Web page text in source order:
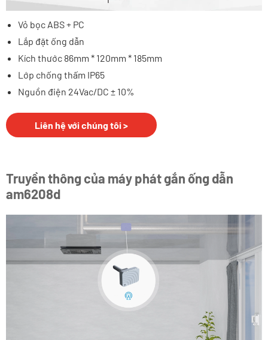
Vỏ bọc ABS + PC
Lắp đặt ống dẫn
Kích thước 86mm * 120mm * 185mm
Lớp chống thấm IP65
Nguồn điện 24Vac/DC ± 10%
Liên hệ với chúng tôi >
Truyền thông của máy phát gắn ống dẫn
am6208d